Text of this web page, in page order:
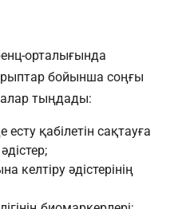
орталығында
бойынша соңғы
тыңдады:
қабілетін сақтауға
келтіру әдістерінің